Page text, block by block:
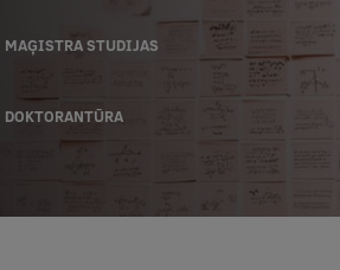
MAĢISTRA STUDIJAS
DOKTORANTŪRA